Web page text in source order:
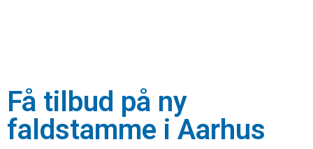
Få tilbud på ny
faldstamme i Aarhus